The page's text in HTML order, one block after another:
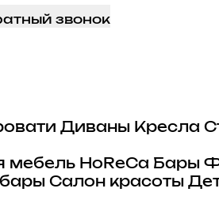
звонок
Диваны Кресла
мебель HoReCa Бары
Салон красоты